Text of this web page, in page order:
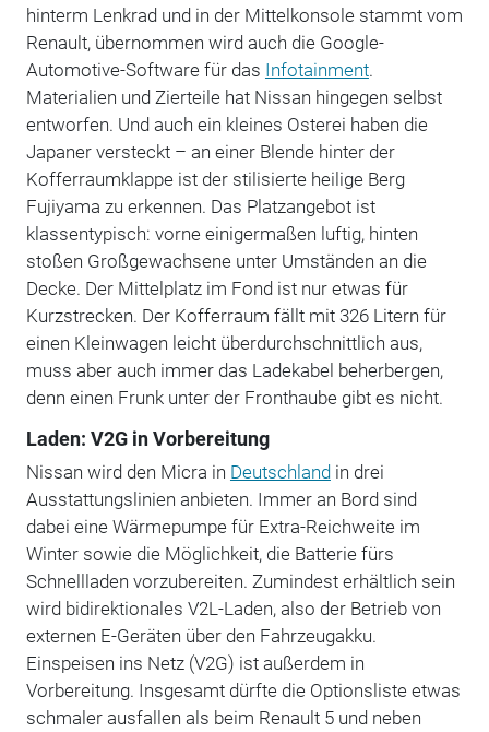
hinterm Lenkrad und in der Mittelkonsole stammt vom
Renault, übernommen wird auch die Google-
Automotive-Software für das Infotainment.
Materialien und Zierteile hat Nissan hingegen selbst
entworfen. Und auch ein kleines Osterei haben die
Japaner versteckt – an einer Blende hinter der
Kofferraumklappe ist der stilisierte heilige Berg
Fujiyama zu erkennen. Das Platzangebot ist
klassentypisch: vorne einigermaßen luftig, hinten
stoßen Großgewachsene unter Umständen an die
Decke. Der Mittelplatz im Fond ist nur etwas für
Kurzstrecken. Der Kofferraum fällt mit 326 Litern für
einen Kleinwagen leicht überdurchschnittlich aus,
muss aber auch immer das Ladekabel beherbergen,
denn einen Frunk unter der Fronthaube gibt es nicht.
Laden: V2G in Vorbereitung
Nissan wird den Micra in Deutschlandin drei
Ausstattungslinien anbieten. Immer an Bord sind
dabei eine Wärmepumpe für Extra-Reichweite im
Winter sowie die Möglichkeit, die Batterie fürs
Schnellladen vorzubereiten. Zumindest erhältlich sein
wird bidirektionales V2L-Laden, also der Betrieb von
externen E-Geräten über den Fahrzeugakku.
Einspeisen ins Netz (V2G) ist außerdem in
Vorbereitung. Insgesamt dürfte die Optionsliste etwas
schmaler ausfallen als beim Renault 5 und neben